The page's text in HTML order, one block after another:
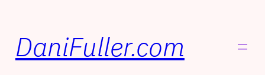
DaniFuller.com